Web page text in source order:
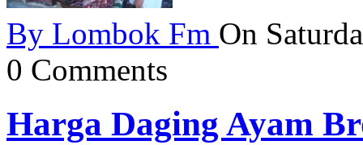
By Lombok Fm On
0 Comments
Harga Daging Ayam